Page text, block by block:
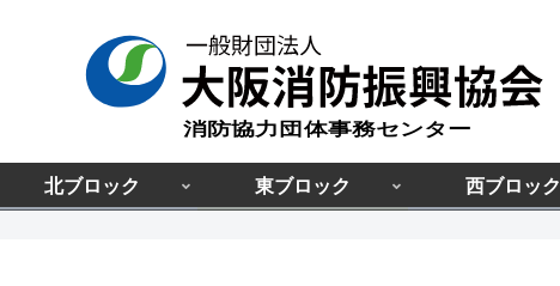
北ブロック 東ブロック 西ブロック